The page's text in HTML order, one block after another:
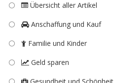
Übersicht aller Artikel
Anschaffung und Kauf
Familie und Kinder
Geld sparen